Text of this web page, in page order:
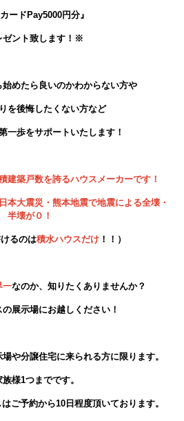
カードPay5000円分』
ゼント致します！※
めたら良いのかわからない方や
を後悔したくない方など
一歩をサポートいたします！
建築戸数を誇るハウスメーカーです！
本大震災・熊本地震で地震による全壊・
半壊が０！
けるのは積水ハウスだけ ！！）
一なのか、知りたくありませんか？
展示場にお越しください！
や分譲住宅に来られる方に限ります。
様1つまでです。
ご予約から10日程度頂いております。